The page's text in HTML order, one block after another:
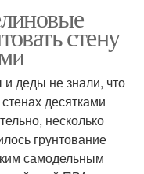
стену
и деды не знали, что
десятками
несколько
грунтование
самодельным